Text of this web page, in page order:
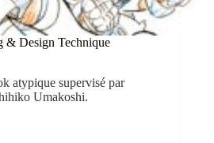
& Design Technique
atypique supervisé par
Umakoshi.